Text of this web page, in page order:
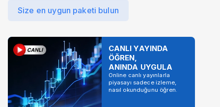
Size en uygun paketi bulun
CANLI YAYINDA
ÖĞREN,
ANINDA UYGULA
Online canlı yayınlarla
piyasayı sadece izleme,
nasıl okunduğunu öğren.